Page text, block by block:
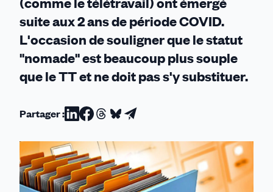
suite aux 2 ans de période COVID.
L'occasion de souligner que le statut
"nomade" est beaucoup plus souple
que le TT et ne doit pas s'y substituer.
Partager :Partager
sur
Linkedin
Partager
sur
Facebook
Partager
sur
Threads
Partager
sur
Bluesky
Partager
par
email